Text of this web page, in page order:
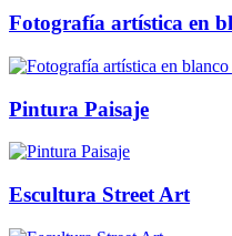
Fotografía artística en
Pintura Paisaje
Escultura Street Art